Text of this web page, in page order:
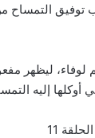
توفيق التمساح
ليظهر
أوكلها إليه
11